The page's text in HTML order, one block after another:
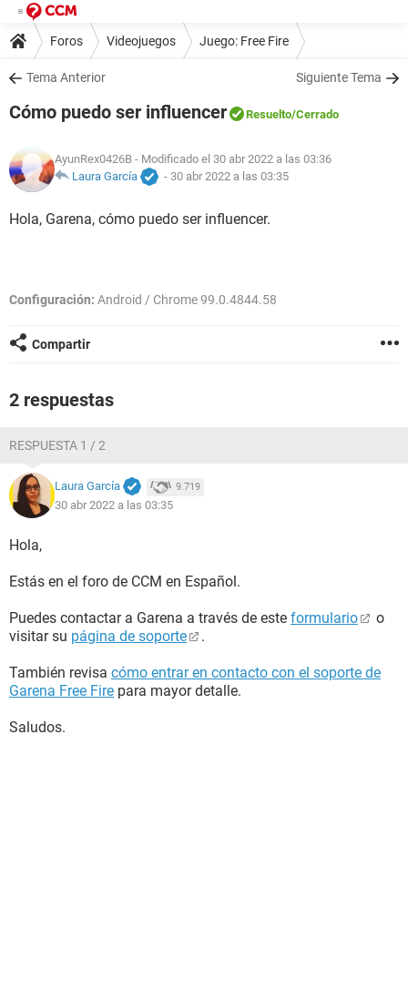
Foros Videojuegos Juego: Free Fire
Tema Anterior Siguiente Tema
Cómo puedo ser influencer Resuelto/Cerrado
AyunRex0426B - Modificado el 30 abr 2022 a las 03:36
Laura García
- 30 abr 2022 a las 03:35
Hola, Garena, cómo puedo ser influencer.
Configuración: Android / Chrome 99.0.4844.58
Compartir
2 respuestas
RESPUESTA 1 / 2
Laura García 9.719
30 abr 2022 a las 03:35
Hola,
Estás en el foro de CCM en Español.
Puedes contactar a Garena a través de este formulario
o
visitar su página de soporte .
También revisa cómo entrar en contacto con el soporte de
Garena Free Fire para mayor detalle.
Saludos.